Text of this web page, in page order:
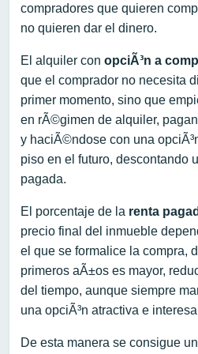
compradores que quieren
no quieren dar el dinero.
El alquiler con opciÃ³n a
que el comprador no necesita
primer momento, sino que
en rÃ©gimen de alquiler,
y haciÃ©ndose con una
piso en el futuro, descontando
pagada.
El porcentaje de la renta
precio final del inmueble
el que se formalice la compra,
primeros aÃ±os es mayor,
del tiempo, aunque siempre
una opciÃ³n atractiva e
De esta manera se consigue